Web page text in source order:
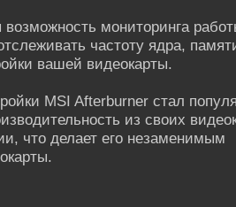
мониторинга
частоту ядра,
вашей видеокарты.
MSI Afterburner стал
из своих
что делает его незаменимым